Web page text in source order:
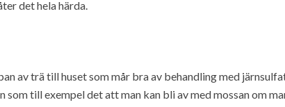
det hela härda.
av trä till huset som mår bra av behandling med
som till exempel det att man kan bli av med mossan om